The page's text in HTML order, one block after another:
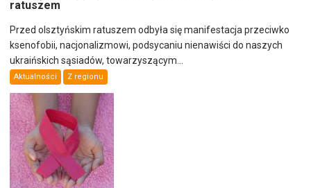
ratuszem
Przed olsztyńskim ratuszem odbyła się manifestacja przeciwko
ksenofobii, nacjonalizmowi, podsycaniu nienawiści do naszych
ukraińskich sąsiadów, towarzyszącym...
Aktualności Z regionu